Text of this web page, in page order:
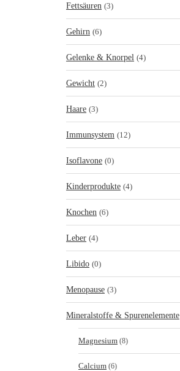
Fettsäuren (3)
Gehirn (6)
Gelenke & Knorpel (4)
Gewicht (2)
Haare (3)
Immunsystem (12)
Isoflavone (0)
Kinderprodukte (4)
Knochen (6)
Leber (4)
Libido (0)
Menopause (3)
Mineralstoffe & Spurenelemente
Magnesium (8)
Calcium (6)